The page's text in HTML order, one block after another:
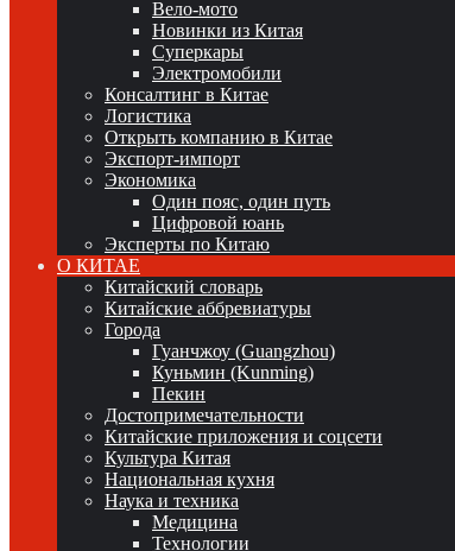
Вело-мото
Новинки из Китая
Суперкары
Электромобили
Консалтинг в Китае
Логистика
Открыть компанию в Китае
Экспорт-импорт
Экономика
Один пояс, один путь
Цифровой юань
Эксперты по Китаю
О КИТАЕ
Китайский словарь
Китайские аббревиатуры
Города
Гуанчжоу (Guangzhou)
Куньмин (Kunming)
Пекин
Достопримечательности
Китайские приложения и соцсети
Культура Китая
Национальная кухня
Наука и техника
Медицина
Технологии